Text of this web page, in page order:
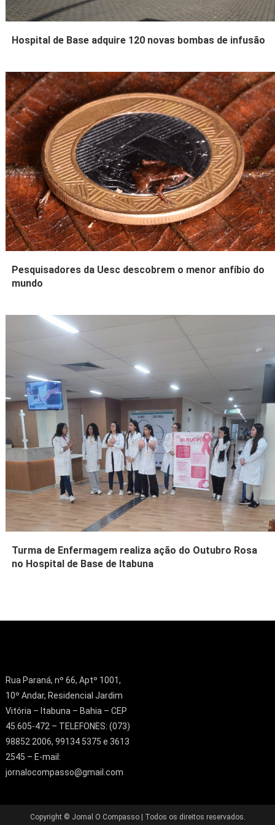
Hospital de Base adquire 120 novas bombas de infusão
Pesquisadores da Uesc descobrem o menor anfíbio do
mundo
Turma de Enfermagem realiza ação do Outubro Rosa
no Hospital de Base de Itabuna
Rua Paraná, nº 66, Aptº 1001,
10º Andar, Residencial Jardim
Vitória – Itabuna – Bahia – CEP
45.605-472 – TELEFONES: (073)
98852 2006, 99134 5375 e 3613
2545 – E-mail:
jornalocompasso@gmail.com
Copyright © Jornal O Compasso | Todos os direitos reservados.